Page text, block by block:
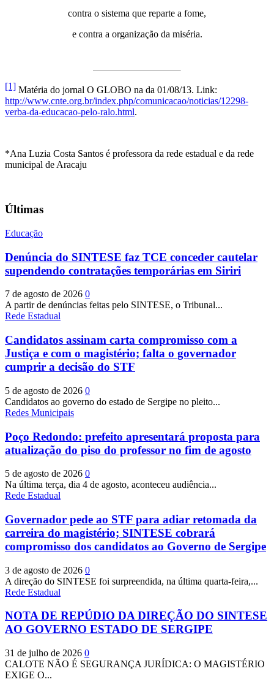
contra o sistema que reparte a fome,
e contra a organização da miséria.
[1] Matéria do jornal O GLOBO na da 01/08/13. Link:
http://www.cnte.org.br/index.php/comunicacao/noticias/12298-
verba-da-educacao-pelo-ralo.html.
*Ana Luzia Costa Santos é professora da rede estadual e da rede
municipal de Aracaju
Últimas
Educação
Denúncia do SINTESE faz TCE conceder cautelar
supendendo contratações temporárias em Siriri
7 de agosto de 2026 0
A partir de denúncias feitas pelo SINTESE, o Tribunal...
Rede Estadual
Candidatos assinam carta compromisso com a
Justiça e com o magistério; falta o governador
cumprir a decisão do STF
5 de agosto de 2026 0
Candidatos ao governo do estado de Sergipe no pleito...
Redes Municipais
Poço Redondo: prefeito apresentará proposta para
atualização do piso do professor no fim de agosto
5 de agosto de 2026 0
Na última terça, dia 4 de agosto, aconteceu audiência...
Rede Estadual
Governador pede ao STF para adiar retomada da
carreira do magistério; SINTESE cobrará
compromisso dos candidatos ao Governo de Sergipe
3 de agosto de 2026 0
A direção do SINTESE foi surpreendida, na última quarta-feira,...
Rede Estadual
NOTA DE REPÚDIO DA DIREÇÃO DO SINTESE
AO GOVERNO ESTADO DE SERGIPE
31 de julho de 2026 0
CALOTE NÃO É SEGURANÇA JURÍDICA: O MAGISTÉRIO
EXIGE O...